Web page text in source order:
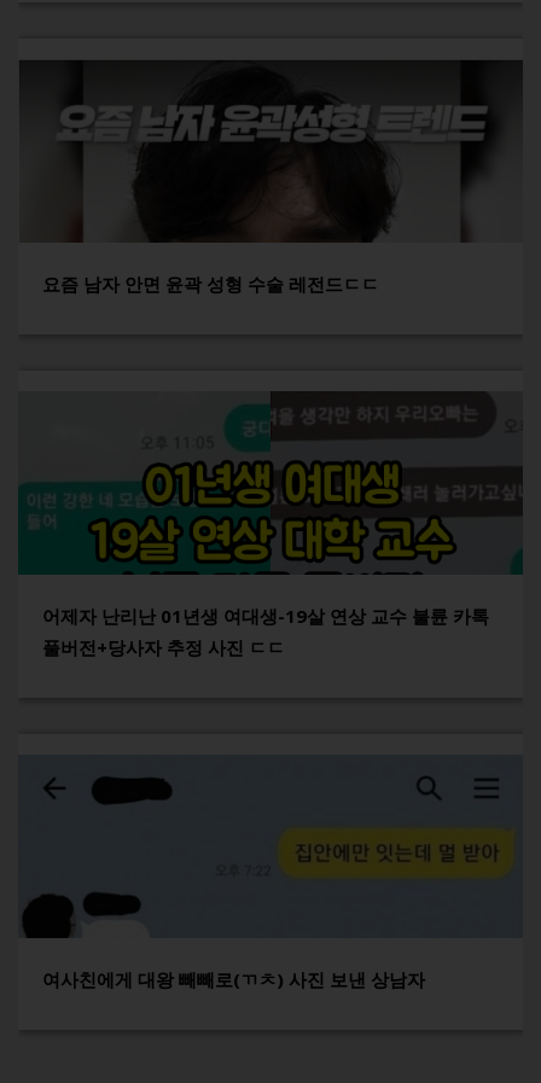
요즘 남자 안면 윤곽 성형 수술 레전드ㄷㄷ
어제자 난리난 01년생 여대생-19살 연상 교수 불륜 카톡
풀버전+당사자 추정 사진 ㄷㄷ
여사친에게 대왕 빼빼로(ㄲㅊ) 사진 보낸 상남자